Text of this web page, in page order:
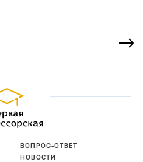
ВОПРОС-ОТВЕТ
НОВОСТИ